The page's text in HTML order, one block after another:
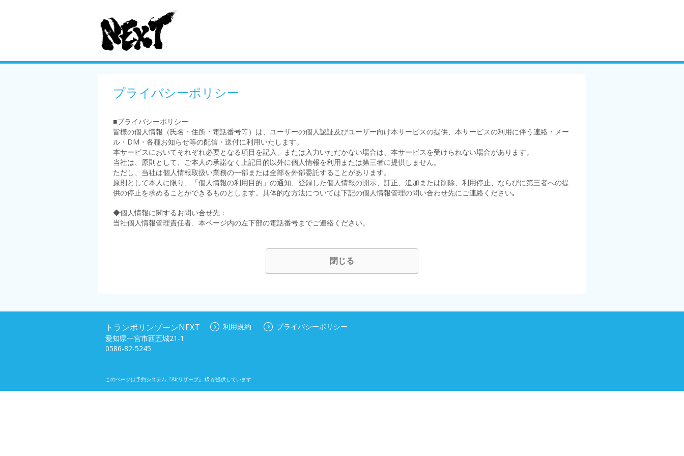
プライバシーポリシー
■プライバシーポリシー
皆様の個人情報（氏名・住所・電話番号等）は、ユーザーの個人認証及びユーザー向け本サービスの提供、本サービスの利用に伴う連絡・メー
ル・DM・各種お知らせ等の配信・送付に利用いたします。
本サービスにおいてそれぞれ必要となる項目を記入、または入力いただかない場合は、本サービスを受けられない場合があります。
当社は、原則として、ご本人の承諾なく上記目的以外に個人情報を利用または第三者に提供しません。
ただし、当社は個人情報取扱い業務の一部または全部を外部委託することがあります。
原則として本人に限り、「個人情報の利用目的」の通知、登録した個人情報の開示、訂正、追加または削除、利用停止、ならびに第三者への提
供の停止を求めることができるものとします。具体的な方法については下記の個人情報管理の問い合わせ先にご連絡ください｡
◆個人情報に関するお問い合せ先：
当社個人情報管理責任者、本ページ内の左下部の電話番号までご連絡ください。
閉じる
トランポリンゾーンNEXT
愛知県一宮市西五城21-1
0586-82-5245
利用規約 プライバシーポリシー
このページは予約システム『Airリザーブ』 が提供しています